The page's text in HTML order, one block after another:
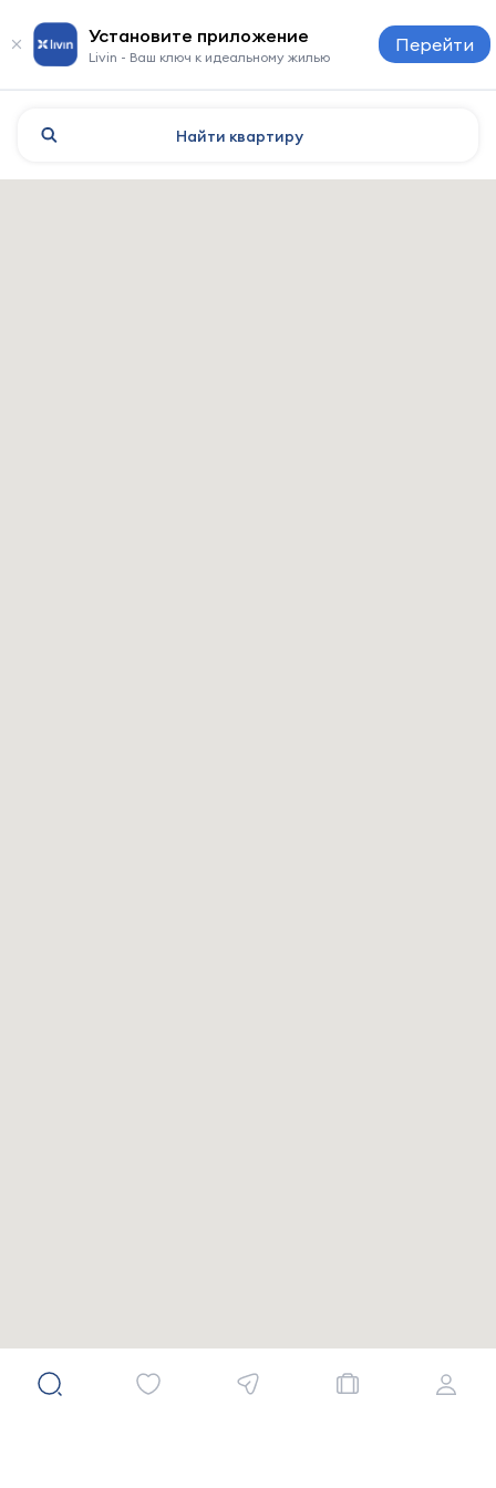
Установите приложение
Livin - Ваш ключ к идеальному жилью
Перейти
Найти квартиру
Mosul: отели и жильё